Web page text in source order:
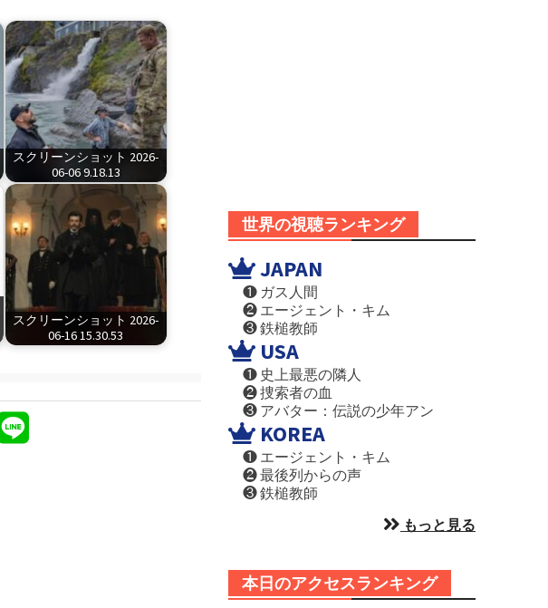
スクリーンショット 2026-
06-06 9.18.13
スクリーンショット 2026-
06-16 15.30.53
世界の視聴ランキング
JAPAN
❶ ガス人間
❷ エージェント・キム
❸ 鉄槌教師
USA
❶ 史上最悪の隣人
❷ 捜索者の血
❸ アバター：伝説の少年アン
KOREA
❶ エージェント・キム
❷ 最後列からの声
❸ 鉄槌教師
もっと見る
本日のアクセスランキング